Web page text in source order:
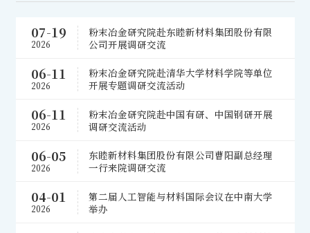
07-19
2026
粉末冶金研究院赴东睦新材料集团股份有限
公司开展调研交流
06-11
2026
粉末冶金研究院赴清华大学材料学院等单位
开展专题调研交流活动
06-11
2026
粉末冶金研究院赴中国有研、中国钢研开展
调研交流活动
06-05
2026
东睦新材料集团股份有限公司曹阳副总经理
一行来院调研交流
04-01
2026
第二届人工智能与材料国际会议在中南大学
举办